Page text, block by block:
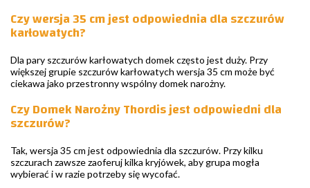
Czy wersja 35 cm jest odpowiednia dla szczurów
karłowatych?
Dla pary szczurów karłowatych domek często jest duży. Przy
większej grupie szczurów karłowatych wersja 35 cm może być
ciekawa jako przestronny wspólny domek narożny.
Czy Domek Narożny Thordis jest odpowiedni dla
szczurów?
Tak, wersja 35 cm jest odpowiednia dla szczurów. Przy kilku
szczurach zawsze zaoferuj kilka kryjówek, aby grupa mogła
wybierać i w razie potrzeby się wycofać.